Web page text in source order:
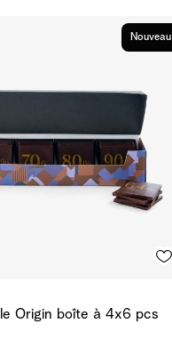
Nouveau
Origin boîte à 4x6 pcs